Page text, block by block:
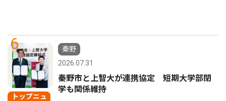
6
トップニュ
秦野
2026.07.31
秦野市と上智大が連携協定 短期大学部閉
学も関係維持